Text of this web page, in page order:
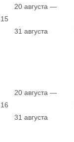
15
20 августа —
31 августа
16
20 августа —
31 августа